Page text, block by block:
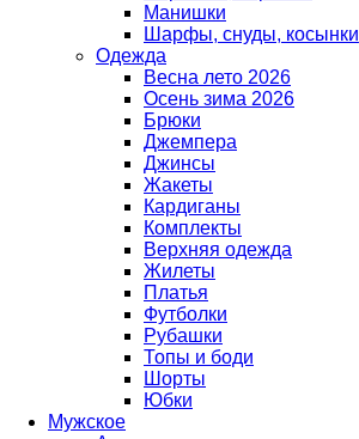
Манишки
Шарфы, снуды, косынки
Одежда
Весна лето 2026
Осень зима 2026
Брюки
Джемпера
Джинсы
Жакеты
Кардиганы
Комплекты
Верхняя одежда
Жилеты
Платья
Футболки
Рубашки
Топы и боди
Шорты
Юбки
Мужское